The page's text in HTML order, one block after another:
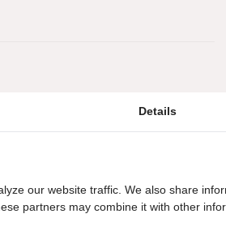
Details
our website traffic. We also share
partners may combine it with other